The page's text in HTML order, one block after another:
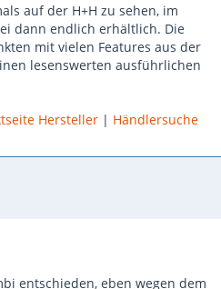
auf der H+H zu sehen, im
dann endlich erhältlich. Die
mit vielen Features aus der
lesenswerten ausführlichen
Hersteller| Händlersuche
entschieden, eben wegen dem